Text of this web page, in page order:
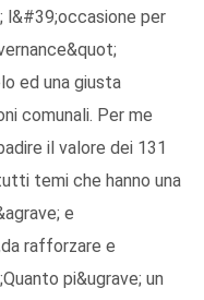
l&#39;occasione per
ed una giusta
comunali. Per me
il valore dei 131
temi che hanno una
e
rafforzare e
pi&ugrave; un